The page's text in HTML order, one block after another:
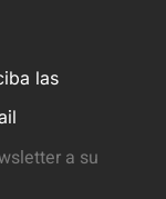
las
a su